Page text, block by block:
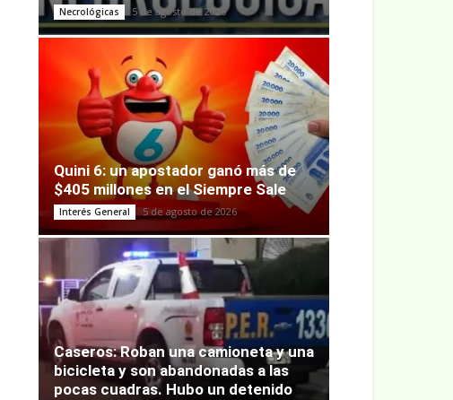
Necrológicas 5 de agosto de 2026
Quini 6: un apostador ganó más de
$405 millones en el Siempre Sale
Interés General 5 de agosto de 2026
Caseros: Roban una camioneta y una
bicicleta y son abandonadas a las
pocas cuadras. Hubo un detenido